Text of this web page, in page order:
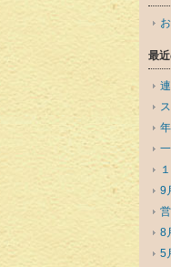
最
9
8
5